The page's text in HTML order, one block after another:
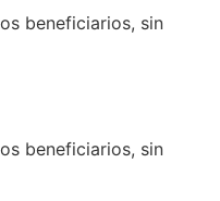
beneficiarios, sin
beneficiarios, sin